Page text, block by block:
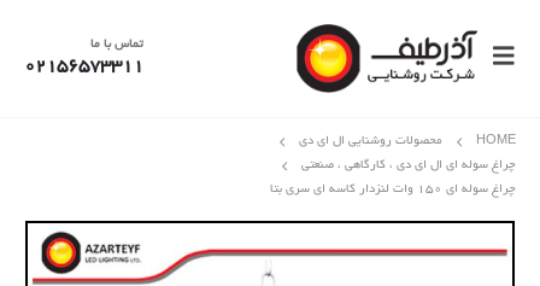
تماس با ما
02156573311
HOME
محصولات روشنایی ال ای دی
چراغ سوله ای ال ای دی ، کارگاهی ، صنعتی
چراغ سوله‌ ای ۱۵۰ وات لنزدار کاسه ای سری بتا